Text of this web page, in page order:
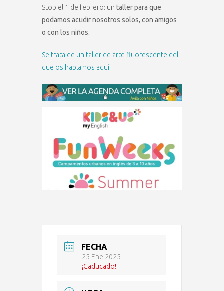
Stop el 1 de febrero: un taller para que
podamos acudir nosotros solos, con amigos
o con los niños.
Se trata de un taller de arte fluorescente del
que os hablamos aquí.
FECHA
25 Ene 2025
¡Caducado!